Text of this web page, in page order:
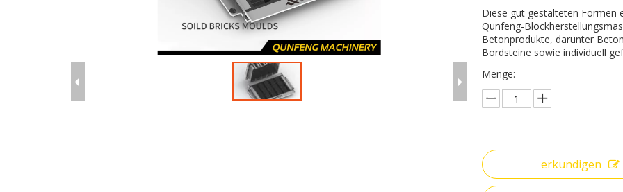
Diese gut gestalteten Formen
Qunfeng-
Betonprodukte, darunter
Bordsteine ​​sowie individuell
Menge:
erkundigen